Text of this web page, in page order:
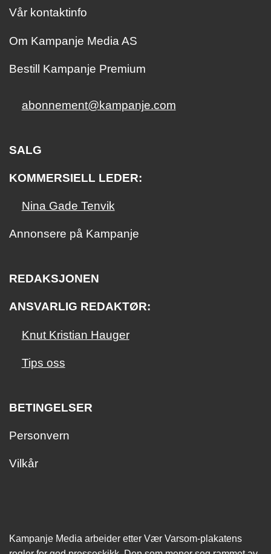
Vår kontaktinfo
Om Kampanje Media AS
Bestill Kampanje Premium
abonnement@kampanje.com
SALG
KOMMERSIELL LEDER:
Nina Gade Tenvik
Annonsere på Kampanje
REDAKSJONEN
ANSVARLIG REDAKTØR:
Knut Kristian Hauger
Tips oss
BETINGELSER
Personvern
Vilkår
Kampanje Media arbeider etter Vær Varsom-plakatens